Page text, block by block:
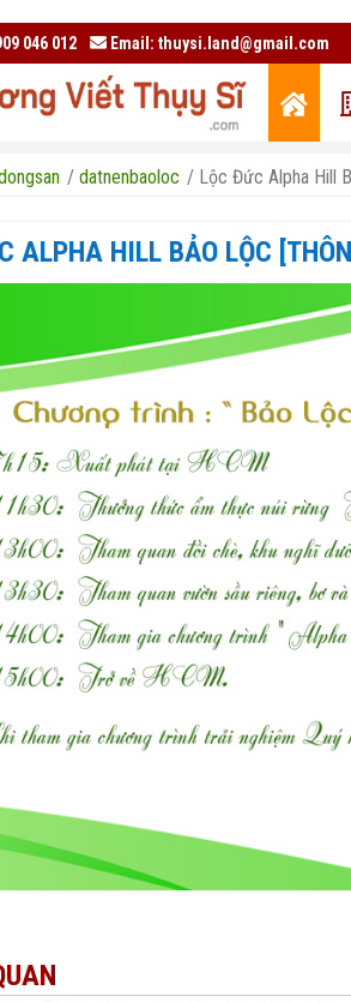
046 012 Email: thuysi.land@gmail.com
/ datnenbaoloc / Lộc Đức Alpha Hill
ALPHA HILL BẢO LỘC